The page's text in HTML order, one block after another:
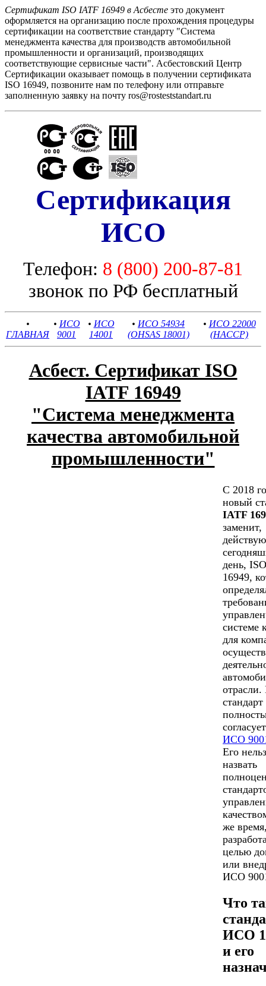
Сертификат ISO IATF 16949 в Асбесте это документ
оформляется на организацию после прохождения процедуры
сертификации на соответствие стандарту "Cистема
менеджмента качества для производств автомобильной
промышленности и организаций, производящих
соответствующие сервисные части". Асбестовский Центр
Сертификации оказывает помощь в получении сертификата
ISO 16949, позвоните нам по телефону или отправьте
заполненную заявку на почту ros@rosteststandart.ru
Сертификация
ИСО
Телефон: 8 (800) 200-87-81
звонок по РФ бесплатный
•
ГЛАВНАЯ
• ИСО
9001
• ИСО
14001
• ИСО 54934
(OHSAS 18001)
• ИСО 22000
(HACCP)
Асбест. Сертификат ISO
IATF 16949
"Cистема менеджмента
качества автомобильной
промышленности"
С 2018
новый
IATF
заменит,
день,
16949,
системе
для
стандарт
ИСО
Его
назвать
же
целью
или
ИСО
Что
ИСО
и его